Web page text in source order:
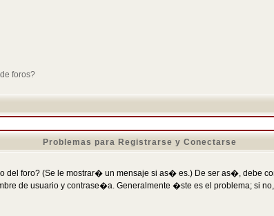
foros?
Problemas para Registrarse y Conectarse
foro? (Se le mostrar� un mensaje si as� es.) De ser as�, debe
de usuario y contrase�a. Generalmente �ste es el problema; si